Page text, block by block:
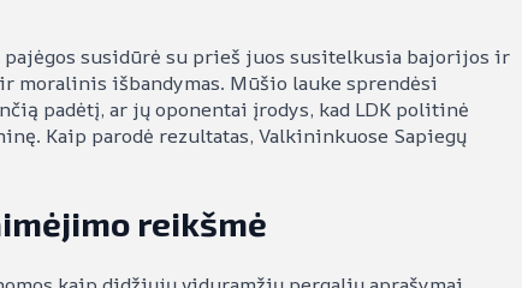
susidūrė su prieš juos susitelkusia bajorijos ir
moralinis išbandymas. Mūšio lauke sprendėsi
padėtį, ar jų oponentai įrodys, kad LDK politinė
Kaip parodė rezultatas, Valkininkuose Sapiegų
reikšmė